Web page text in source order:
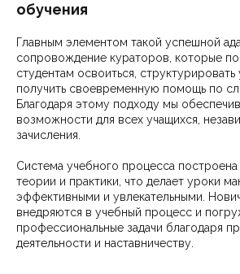
обучения
Главным элементом такой успешной
сопровождение кураторов, которые
студентам освоиться,
получить своевременную помощь по
Благодаря этому подходу мы
возможности для всех учащихся,
зачисления.
Система учебного процесса построена
теории и практики, что делает уроки
эффективными и увлекательными.
внедряются в учебный процесс и
профессиональные задачи благодаря
деятельности и наставничеству.